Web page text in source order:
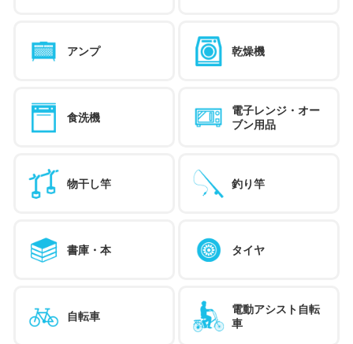
アンプ 乾燥機
食洗機
電子レンジ・オー
ブン用品
物干し竿 釣り竿
書庫・本 タイヤ
自転車
電動アシスト自転
車